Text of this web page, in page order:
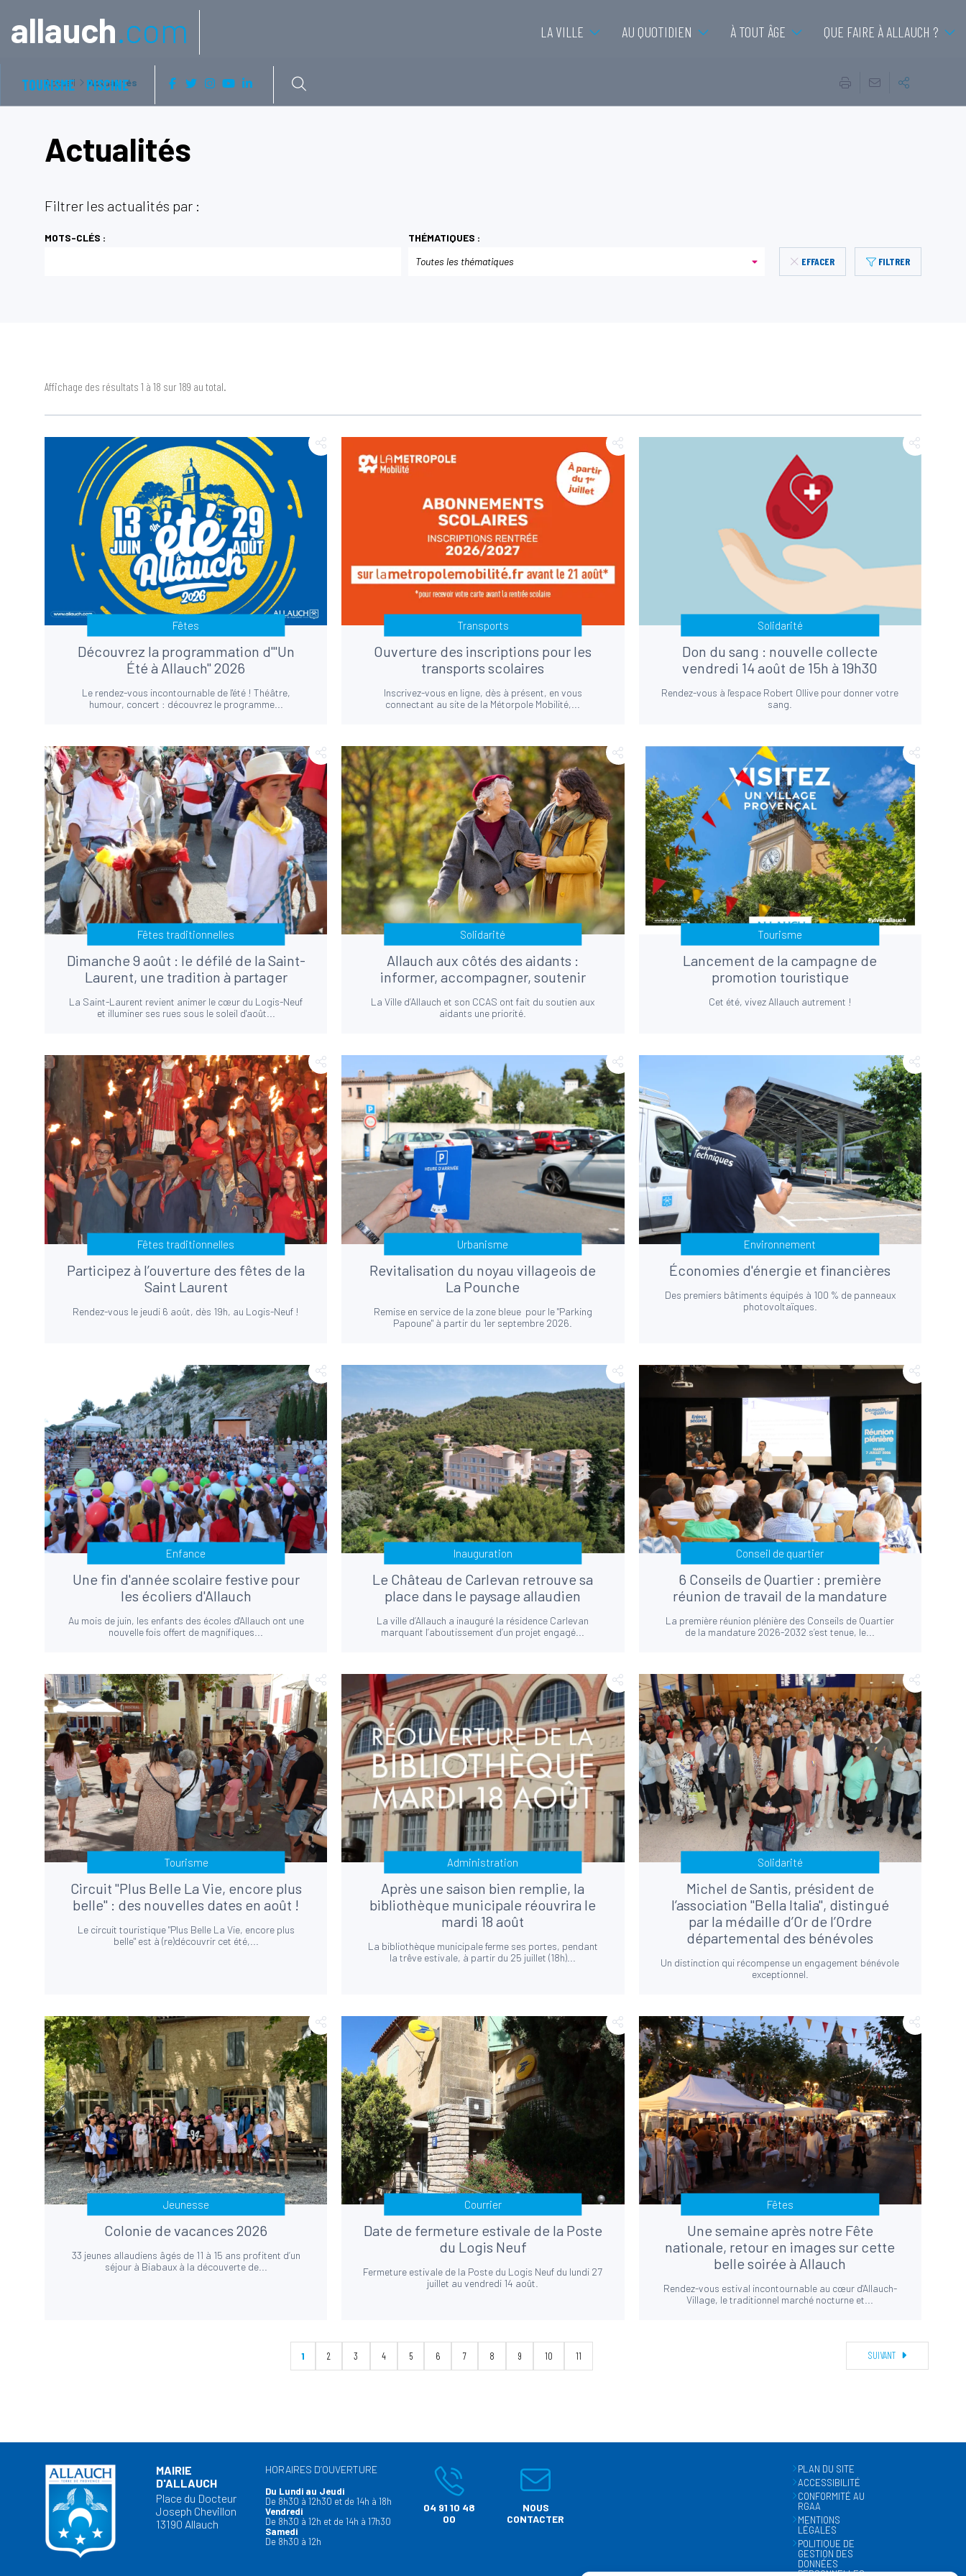
allauch.com LA VILLE AU QUOTIDIEN À TOUT ÂGE QUE FAIRE À ALLAUCH ?
TOURISME PISCINE
Accueil Actualités
Actualités
Filtrer les actualités par :
MOTS-CLÉS :
THÉMATIQUES :
Toutes les thématiques
EFFACER FILTRER
Affichage des résultats 1 à 18 sur 189 au total.
Fêtes
Découvrez la programmation d'"Un
Été à Allauch" 2026
Le rendez-vous incontournable de l'été ! Théâtre,
humour, concert : découvrez le programme...
Transports
Ouverture des inscriptions pour les
transports scolaires
Inscrivez-vous en ligne, dès à présent, en vous
connectant au site de la Métorpole Mobilité,...
Solidarité
Don du sang : nouvelle collecte
vendredi 14 août de 15h à 19h30
Rendez-vous à l'espace Robert Ollive pour donner votre
sang.
Fêtes traditionnelles
Dimanche 9 août : le défilé de la Saint-
Laurent, une tradition à partager
La Saint-Laurent revient animer le cœur du Logis-Neuf
et illuminer ses rues sous le soleil d'août...
Solidarité
Allauch aux côtés des aidants :
informer, accompagner, soutenir
La Ville d’Allauch et son CCAS ont fait du soutien aux
aidants une priorité.
Tourisme
Lancement de la campagne de
promotion touristique
Cet été, vivez Allauch autrement !
Fêtes traditionnelles
Participez à l’ouverture des fêtes de la
Saint Laurent
Rendez-vous le jeudi 6 août, dès 19h, au Logis-Neuf !
Urbanisme
Revitalisation du noyau villageois de
La Pounche
Remise en service de la zone bleue pour le "Parking
Papoune" à partir du 1er septembre 2026.
Environnement
Économies d'énergie et financières
Des premiers bâtiments équipés à 100 % de panneaux
photovoltaïques.
Enfance
Une fin d'année scolaire festive pour
les écoliers d'Allauch
Au mois de juin, les enfants des écoles d'Allauch ont une
nouvelle fois offert de magnifiques...
Inauguration
Le Château de Carlevan retrouve sa
place dans le paysage allaudien
La ville d’Allauch a inauguré la résidence Carlevan
marquant l’aboutissement d’un projet engagé...
Conseil de quartier
6 Conseils de Quartier : première
réunion de travail de la mandature
La première réunion plénière des Conseils de Quartier
de la mandature 2026-2032 s’est tenue, le...
Tourisme
Circuit "Plus Belle La Vie, encore plus
belle" : des nouvelles dates en août !
Le circuit touristique "Plus Belle La Vie, encore plus
belle" est à (re)découvrir cet été,...
Administration
Après une saison bien remplie, la
bibliothèque municipale réouvrira le
mardi 18 août
La bibliothèque municipale ferme ses portes, pendant
la trêve estivale, à partir du 25 juillet (18h)...
Solidarité
Michel de Santis, président de
l’association "Bella Italia", distingué
par la médaille d’Or de l’Ordre
départemental des bénévoles
Un distinction qui récompense un engagement bénévole
exceptionnel.
Jeunesse
Colonie de vacances 2026
33 jeunes allaudiens âgés de 11 à 15 ans profitent d’un
séjour à Biabaux à la découverte de...
Courrier
Date de fermeture estivale de la Poste
du Logis Neuf
Fermeture estivale de la Poste du Logis Neuf du lundi 27
juillet au vendredi 14 août.
Fêtes
Une semaine après notre Fête
nationale, retour en images sur cette
belle soirée à Allauch
Rendez-vous estival incontournable au cœur d'Allauch-
Village, le traditionnel marché nocturne et...
1 2 3 4 5 6 7 8 9 10 11 SUIVANT
MAIRIE
D'ALLAUCH
Place du Docteur
Joseph Chevillon
13190 Allauch
HORAIRES D’OUVERTURE
Du Lundi au Jeudi
De 8h30 à 12h30 et de 14h à 18h
Vendredi
De 8h30 à 12h et de 14h à 17h30
Samedi
De 8h30 à 12h
04 91 10 48
00
NOUS
CONTACTER
PLAN DU SITE
ACCESSIBILITÉ
CONFORMITÉ AU
RGAA
MENTIONS
LÉGALES
POLITIQUE DE
GESTION DES
DONNÉES